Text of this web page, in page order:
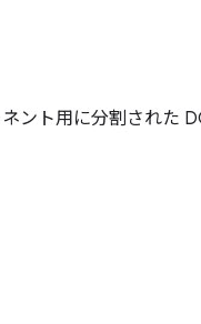
ント用に分割された